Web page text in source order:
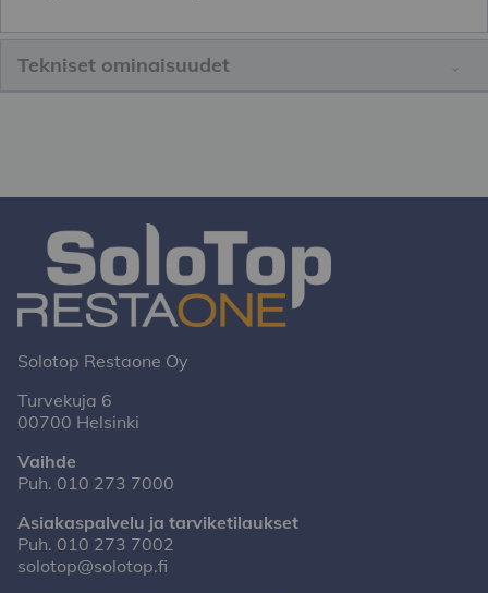
Tekniset ominaisuudet
Solotop Restaone Oy
Turvekuja 6
00700 Helsinki
Vaihde
Puh. 010 273 7000
Asiakaspalvelu ja tarviketilaukset
Puh. 010 273 7002
solotop@solotop.fi